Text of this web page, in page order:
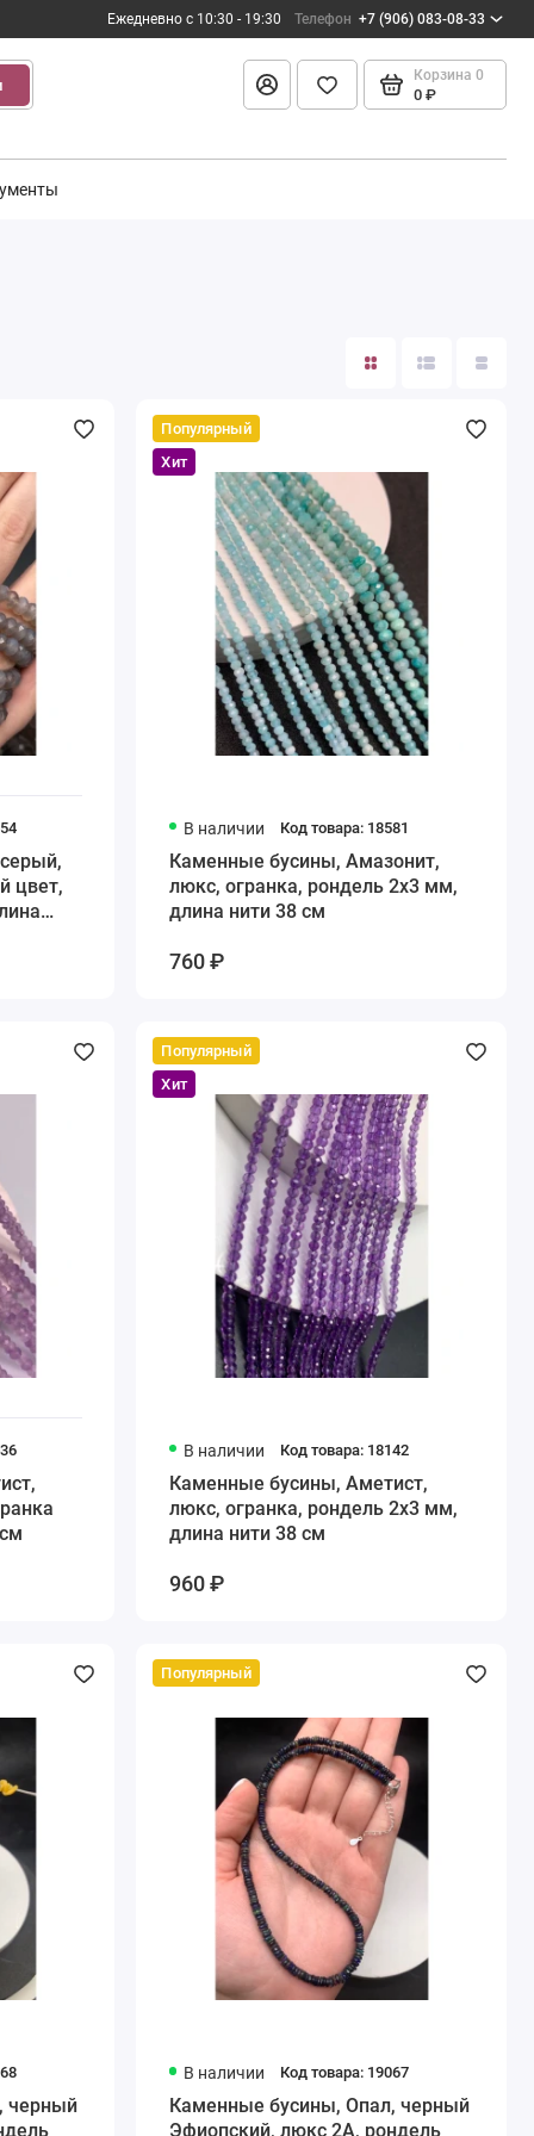
Ежедневно с 10:30 - 19:30 Телефон +7 (906) 083-08-33
Корзина 0
0 ₽
цвет,
Популярный
Хит
В наличии Код товара: 18581
Каменные бусины, Амазонит,
люкс, огранка, рондель 2х3 мм,
длина нити 38 см
760 ₽
Популярный
Хит
В наличии Код товара: 18142
Каменные бусины, Аметист,
люкс, огранка, рондель 2х3 мм,
длина нити 38 см
960 ₽
черный
Популярный
В наличии Код товара: 19067
Каменные бусины, Опал, черный
Эфиопский, люкс 2А, рондель